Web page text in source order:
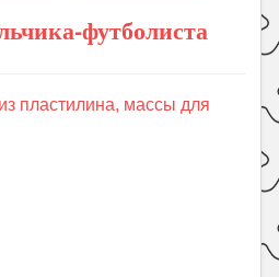
футболиста
пластилина, массы для